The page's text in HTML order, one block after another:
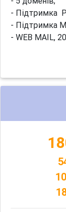
- Підтримка
- Підтримка
- WEB MAIL,